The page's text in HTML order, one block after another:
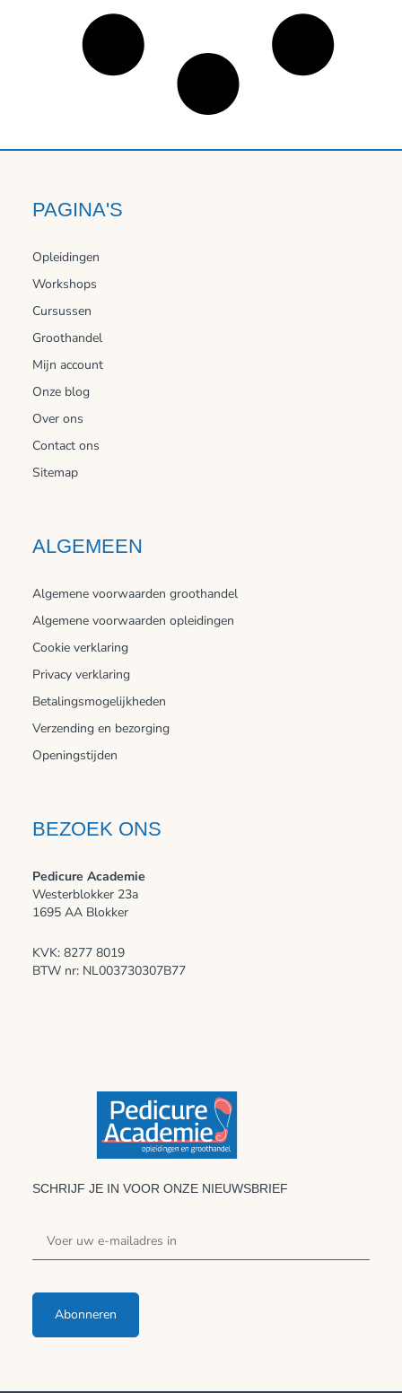
PAGINA'S
Opleidingen
Workshops
Cursussen
Groothandel
Mijn account
Onze blog
Over ons
Contact ons
Sitemap
ALGEMEEN
Algemene voorwaarden groothandel
Algemene voorwaarden opleidingen
Cookie verklaring
Privacy verklaring
Betalingsmogelijkheden
Verzending en bezorging
Openingstijden
BEZOEK ONS
Pedicure Academie
Westerblokker 23a
1695 AA Blokker
KVK: 8277 8019
BTW nr: NL003730307B77
SCHRIJF JE IN VOOR ONZE NIEUWSBRIEF
Abonneren